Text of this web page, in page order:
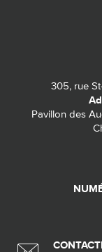
305, rue
Pavillon des